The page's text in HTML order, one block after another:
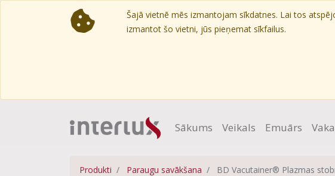
Šajā vietnē mēs izmantojam sīkdatnes. Lai tos
izmantot šo vietni, jūs pieņemat sīkfailus.
Sākums Veikals Emuārs
Produkti Paraugu savākšana BD Vacutainer® Plazmas